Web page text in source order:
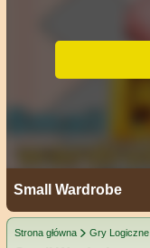
Small Wardrobe
Strona główna Gry Logiczne